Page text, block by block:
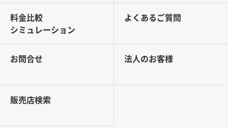
料金比較
シミュレーション
よくあるご質問
お問合せ 法人のお客様
販売店検索